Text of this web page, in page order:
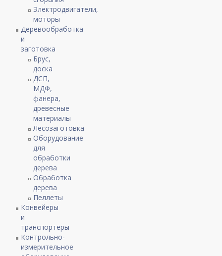
Электродвигатели,
моторы
Деревообработка
и
заготовка
Брус,
доска
ДСП,
МДФ,
фанера,
древесные
материалы
Лесозаготовка
Оборудование
для
обработки
дерева
Обработка
дерева
Пеллеты
Конвейеры
и
транспортеры
Контрольно-
измерительное